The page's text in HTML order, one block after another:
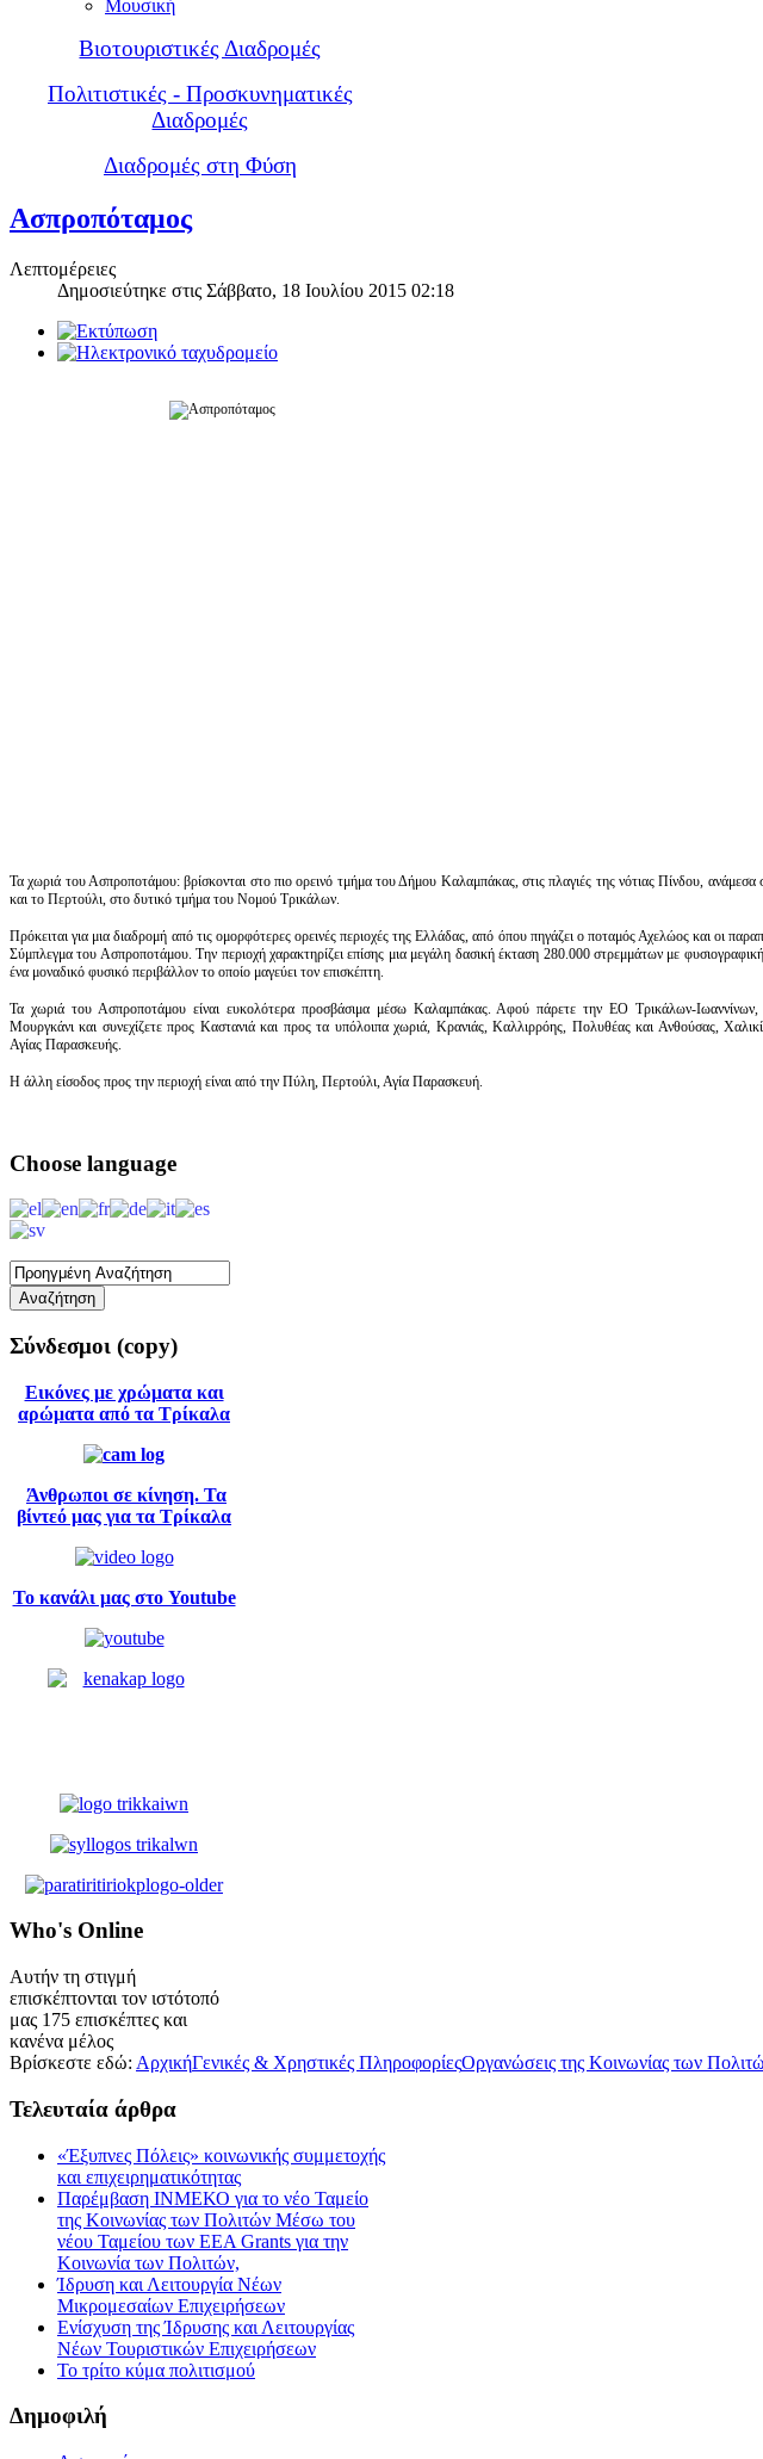
Μουσική
Βιοτουριστικές Διαδρομές
Πολιτιστικές - Προσκυνηματικές
Διαδρομές
Διαδρομές στη Φύση
Ασπροπόταμος
Λεπτομέρειες
Δημοσιεύτηκε στις Σάββατο, 18 Ιουλίου 2015 02:18
Τα χωριά του Ασπροποτάμου: βρίσκονται στο πιο ορεινό τμήμα του Δήμου Καλαμπάκας, στις πλαγιές της νότιας Πίνδου,
και το Περτούλι, στο δυτικό τμήμα του Νομού Τρικάλων.
Πρόκειται για μια διαδρομή από τις ομορφότερες ορεινές περιοχές της Ελλάδας, από όπου πηγάζει ο ποταμός Αχελώος και οι
Σύμπλεγμα του Ασπροποτάμου. Την περιοχή χαρακτηρίζει επίσης μια μεγάλη δασική έκταση 280.000 στρεμμάτων με
ένα μοναδικό φυσικό περιβάλλον το οποίο μαγεύει τον επισκέπτη.
Τα χωριά του Ασπροποτάμου είναι ευκολότερα προσβάσιμα μέσω Καλαμπάκας. Αφού πάρετε την ΕΟ Τρικάλων-Ιωαννίνων,
Μουργκάνι και συνεχίζετε προς Καστανιά και προς τα υπόλοιπα χωριά, Κρανιάς, Καλλιρρόης, Πολυθέας και Ανθούσας,
Αγίας Παρασκευής.
Η άλλη είσοδος προς την περιοχή είναι από την Πύλη, Περτούλι, Αγία Παρασκευή.
Choose language
Σύνδεσμοι (copy)
Εικόνες με χρώματα και
αρώματα από τα Τρίκαλα
Άνθρωποι σε κίνηση. Τα
βίντεό μας για τα Τρίκαλα
Το κανάλι μας στο Youtube
Who's Online
Αυτήν τη στιγμή
επισκέπτονται τον ιστότοπό
μας 175 επισκέπτες και
κανένα μέλος
Βρίσκεστε εδώ: ΑρχικήΓενικές & Χρηστικές ΠληροφορίεςΟργανώσεις της Κοινωνίας των
Τελευταία άρθρα
«Έξυπνες Πόλεις» κοινωνικής συμμετοχής
και επιχειρηματικότητας
Παρέμβαση ΙΝΜΕΚΟ για το νέο Ταμείο
της Κοινωνίας των Πολιτών Μέσω του
νέου Ταμείου των ΕΕΑ Grants για την
Κοινωνία των Πολιτών,
Ίδρυση και Λειτουργία Νέων
Μικρομεσαίων Επιχειρήσεων
Ενίσχυση της Ίδρυσης και Λειτουργίας
Νέων Τουριστικών Επιχειρήσεων
Το τρίτο κύμα πολιτισμού
Δημοφιλή